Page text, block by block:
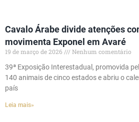
Cavalo Árabe divide atenções
movimenta Exponel em Avaré
19 de março de 2026
Nenhum comentário
39ª Exposição Interestadual, promovida
140 animais de cinco estados e abriu o
país
Leia mais»